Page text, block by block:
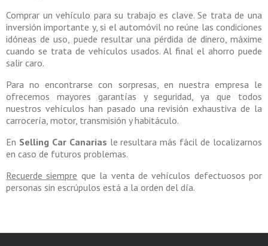
Comprar un vehículo para su trabajo es clave. Se trata de una
inversión importante y, si el automóvil no reúne las condiciones
idóneas de uso, puede resultar una pérdida de dinero, máxime
cuando se trata de vehículos usados. Al final el ahorro puede
salir caro.
Para no encontrarse con sorpresas, en nuestra empresa le
ofrecemos mayores garantías y seguridad, ya que todos
nuestros vehículos han pasado una revisión exhaustiva de la
carrocería, motor, transmisión y habitáculo.
En Selling Car Canarias le resultara más fácil de localizarnos
en caso de futuros problemas.
Recuerde siempre que la venta de vehículos defectuosos por
personas sin escrúpulos está a la orden del día.